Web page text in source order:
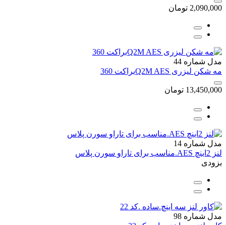
2,090,000 تومان
مدل شماره 44
مه شکن لیزری Q2M AESبراکت 360
13,450,000 تومان
مدل شماره 14
لنز 2اینچ AES.مناسب برای تاراو سورن پلاس
بزودی
مدل شماره 98